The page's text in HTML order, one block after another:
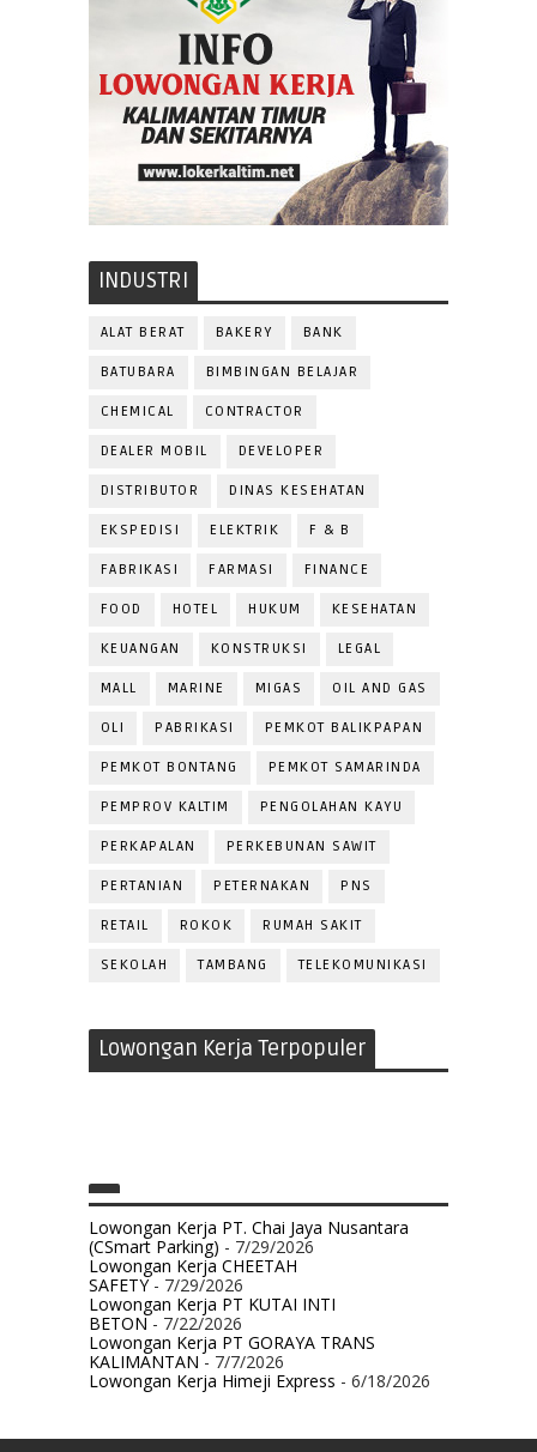
INDUSTRI
ALAT BERAT BAKERY BANK
BATUBARA BIMBINGAN BELAJAR
CHEMICAL CONTRACTOR
DEALER MOBIL DEVELOPER
DISTRIBUTOR DINAS KESEHATAN
EKSPEDISI ELEKTRIK F & B
FABRIKASI FARMASI FINANCE
FOOD HOTEL HUKUM KESEHATAN
KEUANGAN KONSTRUKSI LEGAL
MALL MARINE MIGAS OIL AND GAS
OLI PABRIKASI PEMKOT BALIKPAPAN
PEMKOT BONTANG PEMKOT SAMARINDA
PEMPROV KALTIM PENGOLAHAN KAYU
PERKAPALAN PERKEBUNAN SAWIT
PERTANIAN PETERNAKAN PNS
RETAIL ROKOK RUMAH SAKIT
SEKOLAH TAMBANG TELEKOMUNIKASI
Lowongan Kerja Terpopuler
Lowongan Kerja PT. Chai Jaya Nusantara
(CSmart Parking) - 7/29/2026
Lowongan Kerja CHEETAH
SAFETY- 7/29/2026
Lowongan Kerja PT KUTAI INTI
BETON- 7/22/2026
Lowongan Kerja PT GORAYA TRANS
KALIMANTAN- 7/7/2026
Lowongan Kerja Himeji Express - 6/18/2026